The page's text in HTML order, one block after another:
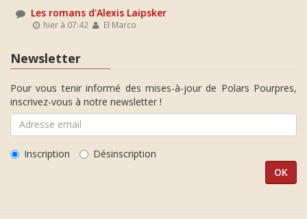
Les romans d'Alexis Laipsker
hier à 07:42 El Marco
Newsletter
Pour vous tenir informé des mises-à-jour de Polars Pourpres,
inscrivez-vous à notre newsletter !
Inscription Désinscription